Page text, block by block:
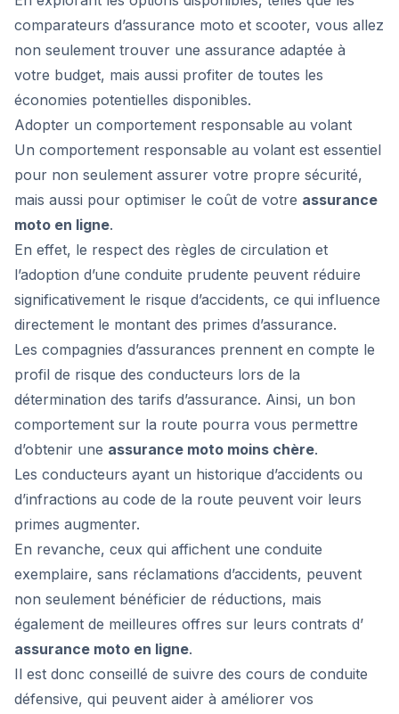
comparateurs d’assurance moto et scooter, vous allez
non seulement trouver une assurance adaptée à
votre budget, mais aussi profiter de toutes les
économies potentielles disponibles.
Adopter un comportement responsable au volant
Un comportement responsable au volant est essentiel
pour non seulement assurer votre propre sécurité,
mais aussi pour optimiser le coût de votre assurance
moto en ligne.
En effet, le respect des règles de circulation et
l’adoption d’une conduite prudente peuvent réduire
significativement le risque d’accidents, ce qui influence
directement le montant des primes d’assurance.
Les compagnies d’assurances prennent en compte le
profil de risque des conducteurs lors de la
détermination des tarifs d’assurance. Ainsi, un bon
comportement sur la route pourra vous permettre
d’obtenir une assurance moto moins chère.
Les conducteurs ayant un historique d’accidents ou
d’infractions au code de la route peuvent voir leurs
primes augmenter.
En revanche, ceux qui affichent une conduite
exemplaire, sans réclamations d’accidents, peuvent
non seulement bénéficier de réductions, mais
également de meilleures offres sur leurs contrats d’
assurance moto en ligne.
Il est donc conseillé de suivre des cours de conduite
défensive, qui peuvent aider à améliorer vos